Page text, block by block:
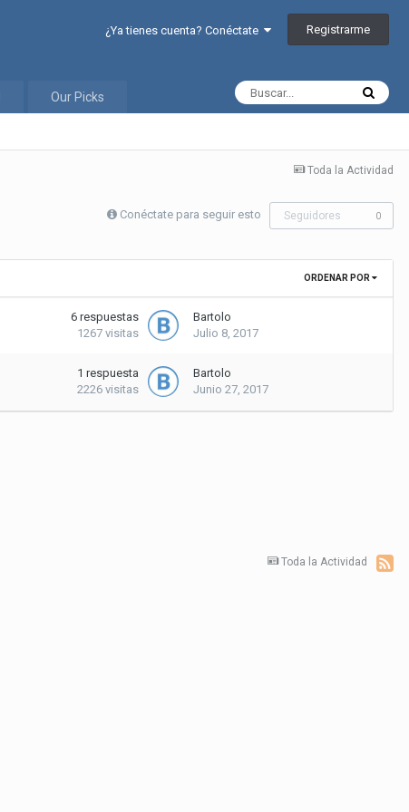
¿Ya tienes cuenta? Conéctate Registrarme
Our Picks
Toda la Actividad
Conéctate para seguir esto Seguidores 0
ORDENAR POR
6 respuestas
1267 visitas
Bartolo
Julio 8, 2017
1 respuesta
2226 visitas
Bartolo
Junio 27, 2017
Toda la Actividad